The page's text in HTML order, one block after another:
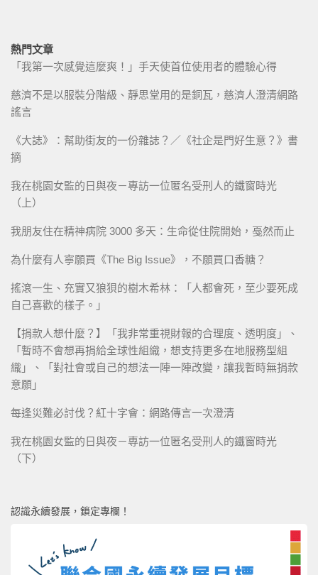
熱門文章
「我第一次感覺這麼爽！」手天使首位使用者的體驗心得
慈濟不是以服裝分階級、靜思堂用的是銅瓦，慈濟人澄清網路
謠言
《大誌》：幫助街友的一份雜誌？／《社企是門好生意？》書
摘
我在桃園女監的日與夜－專訪一位匿名受刑人的鐵窗時光
（上）
我朋友住在精神病院 3000 多天：生命從住院開始，戞然而止
為什麼有人寧願買《The Big Issue》，不願買口香糖？
搖滾一生、充實又狼狽的樹木希林：「人都會死，至少要死成
自己喜歡的樣子。」
【捐款人想什麼？】「我非常重視財報的合理度、透明度」、
「暫時不會想再捐給全球性組織，想支持更多在地服務型組
織」、「對社會或自己的想法一陣一陣改變，讓我暫時無捐款
意願」
每逢災難必討伐？紅十字會：網路傳言一次澄清
我在桃園女監的日與夜－專訪一位匿名受刑人的鐵窗時光
（下）
認識永續發展，鎖定專欄！